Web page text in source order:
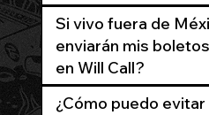
Si vivo fuera de
enviarán mis
en Will Call?
¿Cómo puedo